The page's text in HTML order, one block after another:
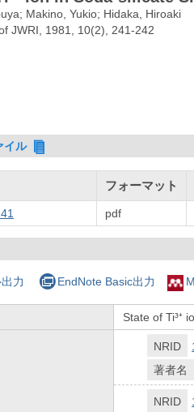
Makino, Yukio; Hidaka, Hiroaki
JWRI, 1981, 10(2), 241-242
イル
フォーマット
pdf
力 EndNote Basic出力
State of Ti³⁺
NRID
著者名
NRID